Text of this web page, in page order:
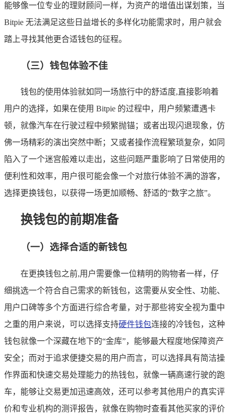
能够像一位专业的理财顾问一样，为资产的增值出谋划策，当
Bitpie 无法满足这些日益增长的多样化功能需求时，用户就会
踏上寻找其他更合适钱包的征程。
（三）钱包体验不佳
钱包的使用体验就如同一场旅行中的舒适度,直接影响着
用户的选择，如果在使用 Bitpie 的过程中，用户频繁遭遇卡
顿，就像汽车在行驶过程中频繁抛锚；或者出现闪退现象，仿
佛一场精彩的演出突然中断；又或者操作流程繁琐复杂，如同
陷入了一个迷宫般难以走出，这些问题严重影响了日常使用的
便利性和效率，用户很可能会像一个对旅行体验不满的游客，
选择更换钱包，以获得一场更加顺畅、舒适的“数字之旅”。
换钱包的前期准备
（一）选择合适的新钱包
在更换钱包之前,用户需要像一位精明的购物者一样，仔
细挑选一个符合自己需求的新钱包，这需要从安全性、功能、
用户口碑等多个方面进行综合考量，对于那些将安全视为重中
之重的用户来说，可以选择支持硬件钱包连接的冷钱包，这种
钱包就像一个深藏在地下的“金库”，能够最大程度地保障资产
安全；而对于追求便捷交易的用户而言，可以选择具有简洁操
作界面和快速交易处理能力的热钱包，就像一辆高速行驶的跑
车，能够让交易更加迅速高效，还可以参考其他用户的真实评
价和专业机构的测评报告，就像在购物时查看其他买家的评价